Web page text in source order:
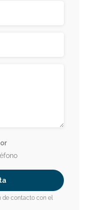
de contacto con el